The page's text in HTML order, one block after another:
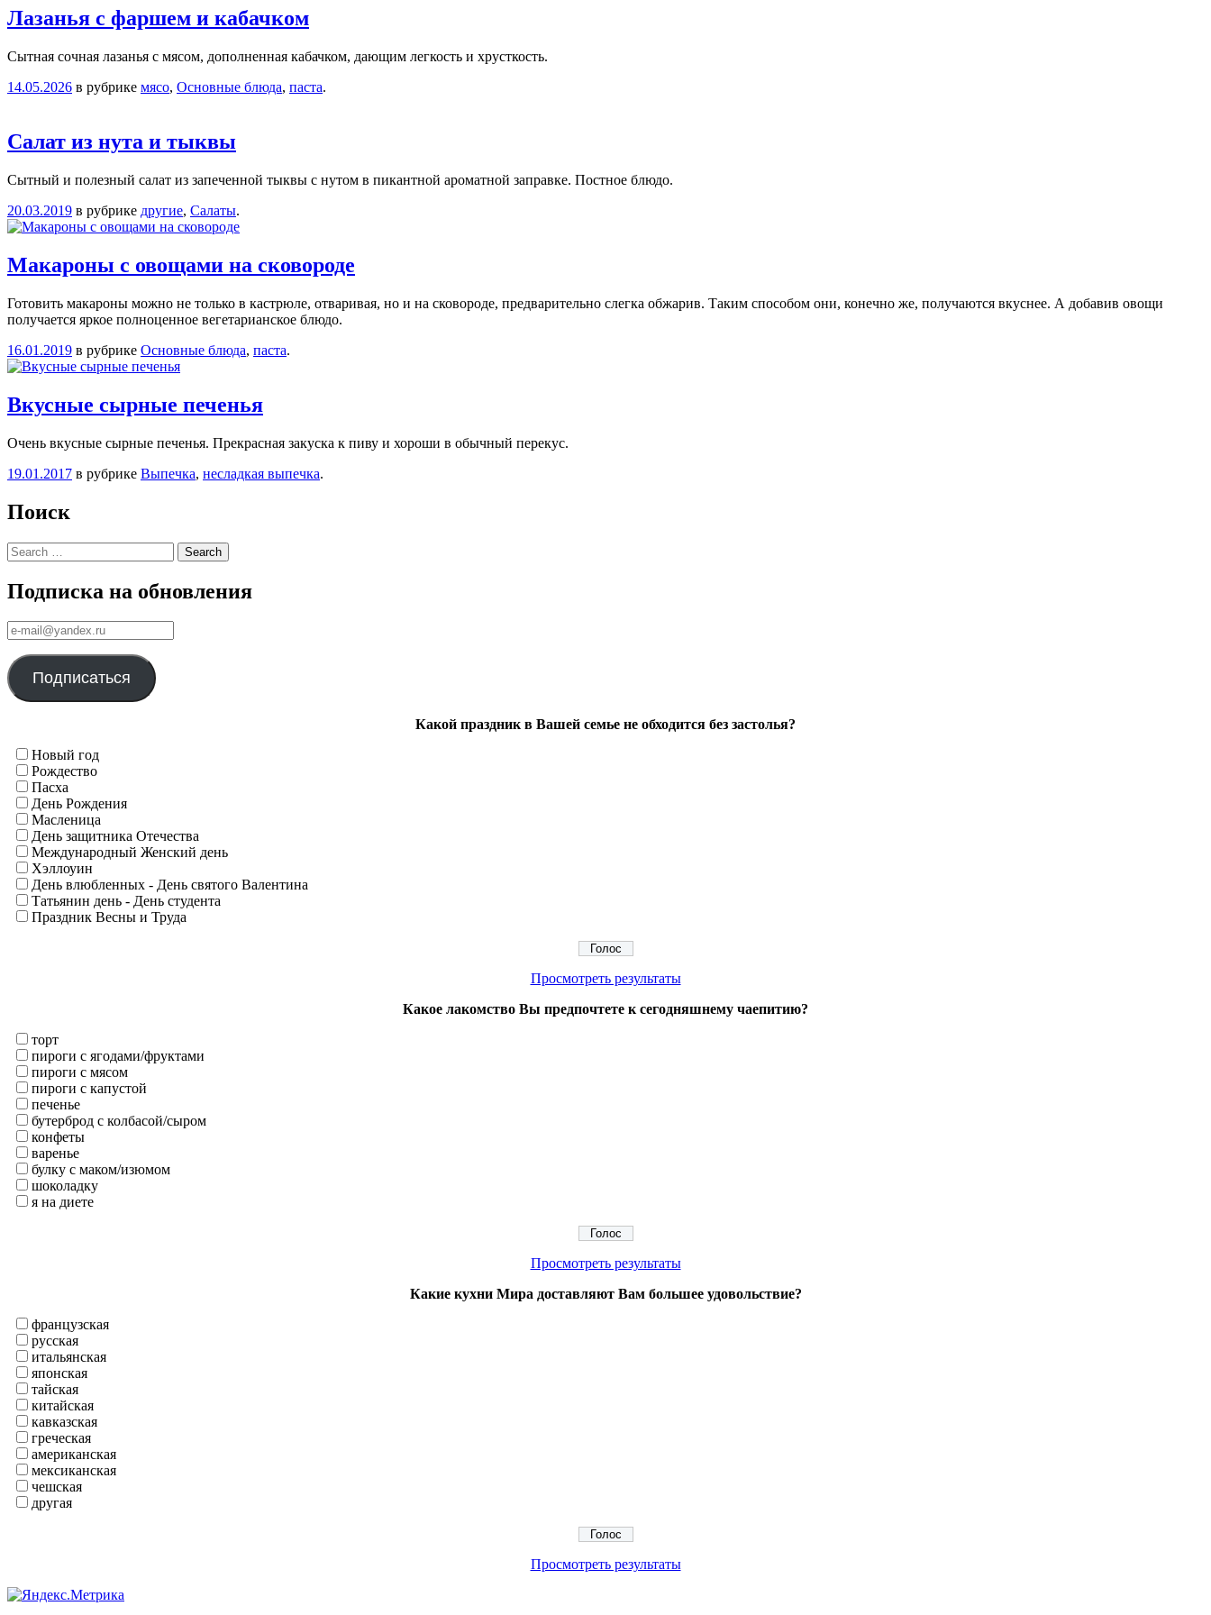
Лазанья с фаршем и кабачком
Сытная сочная лазанья с мясом, дополненная кабачком, дающим легкость и хрусткость.
14.05.2026 в рубрике мясо, Основные блюда, паста.
Салат из нута и тыквы
Сытный и полезный салат из запеченной тыквы с нутом в пикантной ароматной заправке. Постное блюдо.
20.03.2019 в рубрике другие, Салаты.
Макароны с овощами на сковороде
Готовить макароны можно не только в кастрюле, отваривая, но и на сковороде, предварительно слегка обжарив. Таким способом они, конечно же, получаются вкуснее. А добавив овощи
получается яркое полноценное вегетарианское блюдо.
16.01.2019 в рубрике Основные блюда, паста.
Вкусные сырные печенья
Очень вкусные сырные печенья. Прекрасная закуска к пиву и хороши в обычный перекус.
19.01.2017 в рубрике Выпечка, несладкая выпечка.
Поиск
Search
Подписка на обновления
е-
mail@yandex.ru
Подписаться
Какой праздник в Вашей семье не обходится без застолья?
Новый год
Рождество
Пасха
День Рождения
Масленица
День защитника Отечества
Международный Женский день
Хэллоуин
День влюбленных - День святого Валентина
Татьянин день - День студента
Праздник Весны и Труда
Просмотреть результаты
Какое лакомство Вы предпочтете к сегодняшнему чаепитию?
торт
пироги с ягодами/фруктами
пироги с мясом
пироги с капустой
печенье
бутерброд с колбасой/сыром
конфеты
варенье
булку с маком/изюмом
шоколадку
я на диете
Просмотреть результаты
Какие кухни Мира доставляют Вам большее удовольствие?
французская
русская
итальянская
японская
тайская
китайская
кавказская
греческая
американская
мексиканская
чешская
другая
Просмотреть результаты